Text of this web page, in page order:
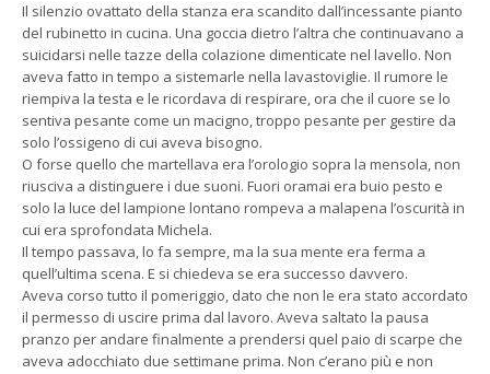
Il silenzio ovattato della stanza era scandito dall’incessante pianto
del rubinetto in cucina. Una goccia dietro l’altra che continuavano a
suicidarsi nelle tazze della colazione dimenticate nel lavello. Non
aveva fatto in tempo a sistemarle nella lavastoviglie. Il rumore le
riempiva la testa e le ricordava di respirare, ora che il cuore se lo
sentiva pesante come un macigno, troppo pesante per gestire da
solo l’ossigeno di cui aveva bisogno.
O forse quello che martellava era l’orologio sopra la mensola, non
riusciva a distinguere i due suoni. Fuori oramai era buio pesto e
solo la luce del lampione lontano rompeva a malapena l’oscurità in
cui era sprofondata Michela.
Il tempo passava, lo fa sempre, ma la sua mente era ferma a
quell’ultima scena. E si chiedeva se era successo davvero.
Aveva corso tutto il pomeriggio, dato che non le era stato accordato
il permesso di uscire prima dal lavoro. Aveva saltato la pausa
pranzo per andare finalmente a prendersi quel paio di scarpe che
aveva adocchiato due settimane prima. Non c’erano più e non